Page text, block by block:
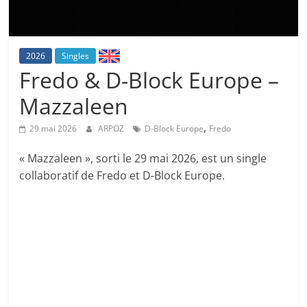
2026 Singles
Fredo & D-Block Europe –
Mazzaleen
29 mai 2026 ARPOZ D-Block Europe, Fredo
« Mazzaleen », sorti le 29 mai 2026, est un single
collaboratif de Fredo et D-Block Europe.